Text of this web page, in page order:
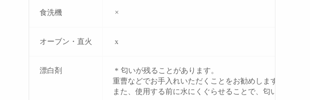
食洗機 ×
オーブン・直火 x
漂白剤
* 匂いが残ることがあります。
重曹などでお手入れいただくことをお勧めします。
また、使用する前に水にくぐらせることで、匂い残りや